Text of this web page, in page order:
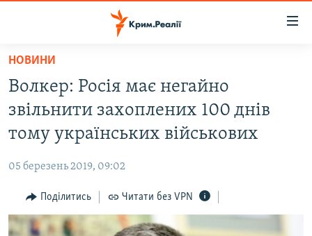
Перейти
основного
матеріалу
до
основної
навігації
Перейти
до
пошуку
ВОДА.КРИМ
ВІДЕО ТА ФОТО
БЛОГИ
ПОГЛЯД
ІНТЕРВ'Ю
НОВИНИ
Волкер: Росія має негайно
звільнити захоплених 100 днів
тому українських військових
05 березень 2019, 09:02
Поділитись Читати без VPN